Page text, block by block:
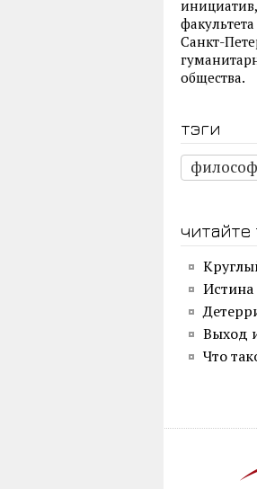
Санкт-
общества.
тэги
читайте
Выход
Что